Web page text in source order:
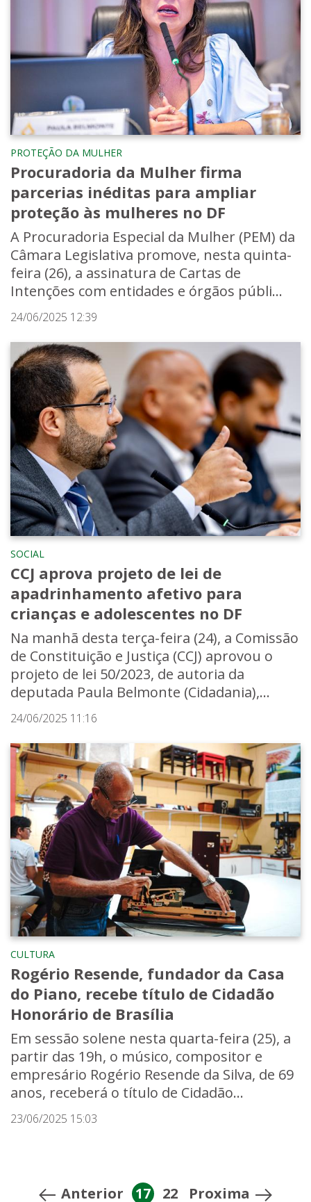
PROTEÇÃO DA MULHER
Procuradoria da Mulher firma
parcerias inéditas para ampliar
proteção às mulheres no DF
A Procuradoria Especial da Mulher (PEM) da
Câmara Legislativa promove, nesta quinta-
feira (26), a assinatura de Cartas de
Intenções com entidades e órgãos públi...
24/06/2025 12:39
SOCIAL
CCJ aprova projeto de lei de
apadrinhamento afetivo para
crianças e adolescentes no DF
Na manhã desta terça-feira (24), a Comissão
de Constituição e Justiça (CCJ) aprovou o
projeto de lei 50/2023, de autoria da
deputada Paula Belmonte (Cidadania),...
24/06/2025 11:16
CULTURA
Rogério Resende, fundador da Casa
do Piano, recebe título de Cidadão
Honorário de Brasília
Em sessão solene nesta quarta-feira (25), a
partir das 19h, o músico, compositor e
empresário Rogério Resende da Silva, de 69
anos, receberá o título de Cidadão...
23/06/2025 15:03
Anterior 17 22 Proxima